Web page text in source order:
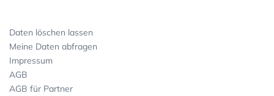
Daten löschen lassen
Meine Daten abfragen
Impressum
AGB
AGB für Partner